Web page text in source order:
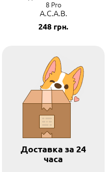
8 Pro
A.C.A.B.
248 грн.
Доставка за 24
часа